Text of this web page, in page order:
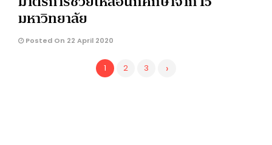
มหาวิทยาลัย
Posted On 22 April 2020
1 2 3 ›